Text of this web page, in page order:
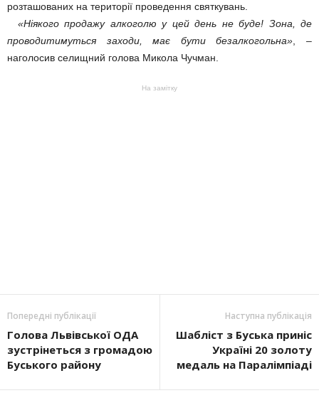
розташованих на території проведення святкувань.
«Ніякого продажу алкоголю у цей день не буде! Зона, де
проводитимуться заходи, має бути безалкогольна» , –
наголосив селищний голова Микола Чучман.
На замітку
Попередні публікації
Голова Львівської ОДА
зустрінеться з громадою
Буського району
Наступна публікація
Шабліст з Буська приніс
Україні 20 золоту
медаль на Паралімпіаді